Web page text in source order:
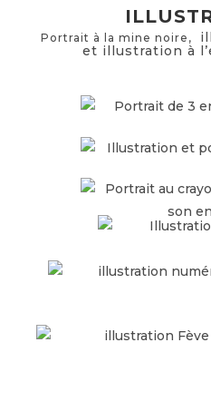
Portrait à la mine noire,
et illustration à